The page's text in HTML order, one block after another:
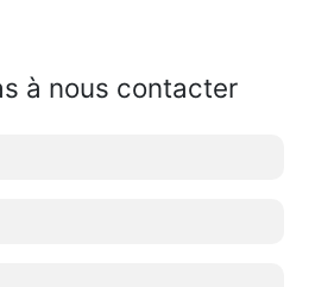
à nous contacter